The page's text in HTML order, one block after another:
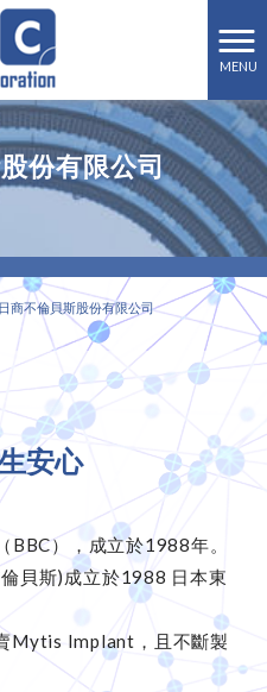
MENU
份有限公司
日商不倫貝斯股份有限公司
安心
BBC），成立於1988年。
貝斯)成立於1988 日本東
Mytis Implant，且不斷製